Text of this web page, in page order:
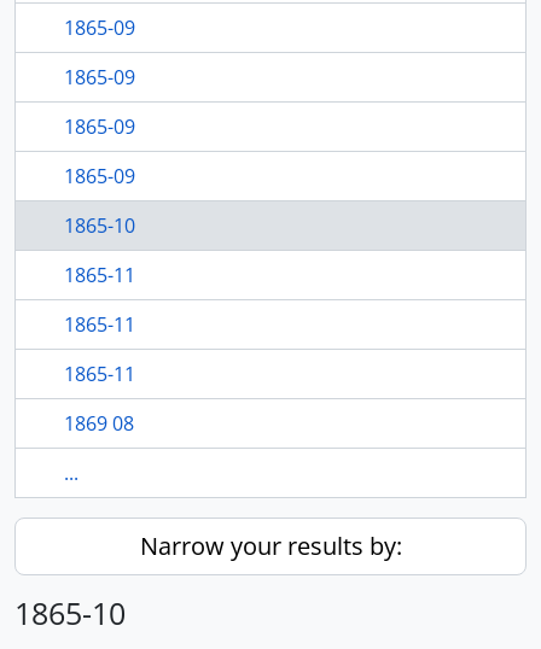
1865-09
1865-09
1865-09
1865-09
1865-10
1865-11
1865-11
1865-11
1869 08
...
Narrow your results by:
1865-10